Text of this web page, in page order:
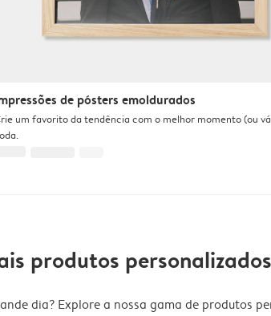
de pósters emoldurados
um favorito da tendência com o melhor momento (ou
produtos
dia? Explore a nossa gama de produtos